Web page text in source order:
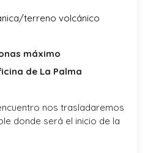
nica/terreno volcánico
máximo
de La Palma
nos trasladaremos
donde será el inicio de la